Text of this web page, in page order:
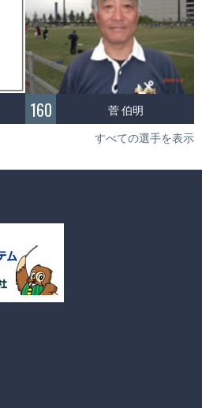
160 菅 伯明
すべての選手を表示